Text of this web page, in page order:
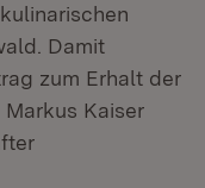
Damit
zum Erhalt der
Kaiser